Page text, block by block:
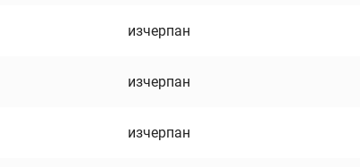
изчерпан
изчерпан
изчерпан